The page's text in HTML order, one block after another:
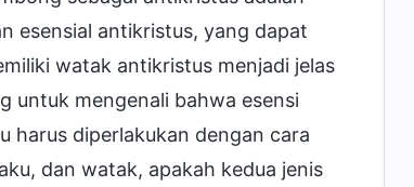
esensial antikristus, yang dapat
watak antikristus menjadi jelas
untuk mengenali bahwa esensi
harus diperlakukan dengan cara
dan watak, apakah kedua jenis